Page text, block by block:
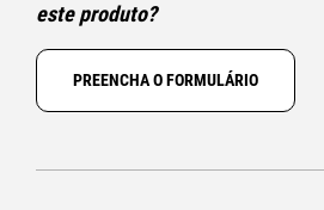
este produto?
PREENCHA O FORMULÁRIO